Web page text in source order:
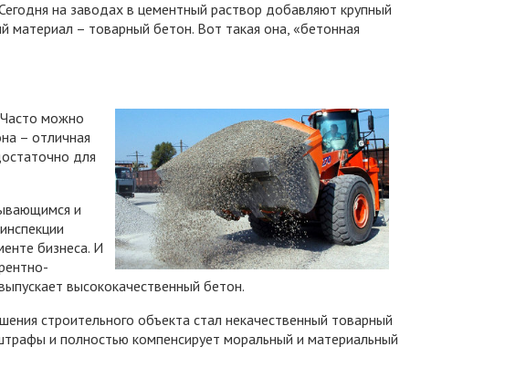
на заводах в цементный раствор добавляют крупный
– товарный бетон. Вот такая она, «бетонная
можно
– отличная
для
и
бизнеса. И
высококачественный бетон.
строительного объекта стал некачественный товарный
и полностью компенсирует моральный и материальный